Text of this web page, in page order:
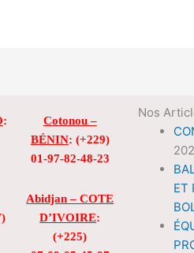
:
Cotonou –
BÉNIN: (+229)
01-97-82-48-23
Abidjan – COTE
D’IVOIRE:
(+225)
Nos
ET